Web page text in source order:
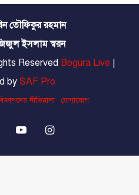
তৌফিকুর রহমান
ইসলাম স্বরন
Reserved Bogura Live
by SAF Pro
নীতিমালা যোগাযোগ
YouTubeInstagram